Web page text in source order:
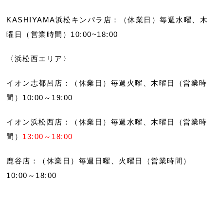
KASHIYAMA浜松キンパラ店：（休業日）毎週水曜、木
曜日（営業時間）10:00~18:00
〈浜松西エリア〉
イオン志都呂店：（休業日）毎週火曜、木曜日（営業時
間）10:00～19:00
イオン浜松西店：（休業日）毎週水曜、木曜日（営業時
間） 13:00～18:00
鹿谷店：（休業日）毎週日曜、火曜日（営業時間）
10:00～18:00